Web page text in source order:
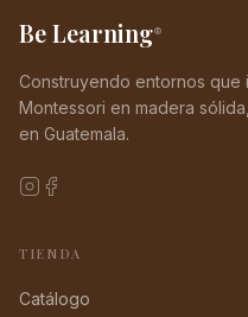
Be Learning®
Construyendo entornos que
Montessori en madera
en Guatemala.
TIENDA
Catálogo